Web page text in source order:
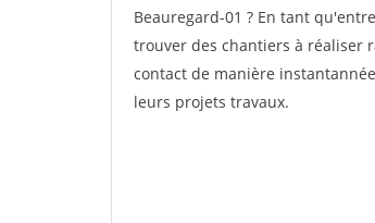
Beauregard-01 ? En tant
trouver des chantiers à réaliser
contact de manière
leurs projets travaux.